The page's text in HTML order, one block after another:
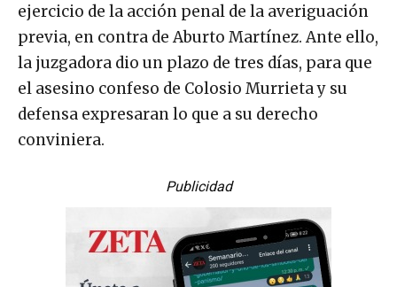
ejercicio de la acción penal de la averiguación
previa, en contra de Aburto Martínez. Ante ello,
la juzgadora dio un plazo de tres días, para que
el asesino confeso de Colosio Murrieta y su
defensa expresaran lo que a su derecho
conviniera.
Publicidad